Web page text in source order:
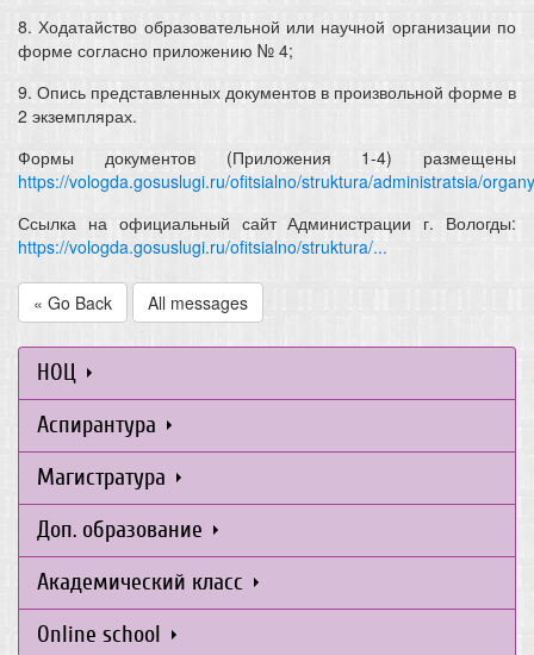
8. Ходатайство образовательной или научной организации по
форме согласно приложению № 4;
9. Опись представленных документов в произвольной форме в
2 экземплярах.
Формы документов (Приложения 1-4) размещены
https://vologda.gosuslugi.ru/ofitsialno/struktura/administratsia/
Ссылка на официальный сайт Администрации г. Вологды:
https://vologda.gosuslugi.ru/ofitsialno/struktura/...
« Go Back All messages
НОЦ
Аспирантура
Магистратура
Доп. образование
Академический класс
Online school